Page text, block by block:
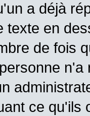
a déjà
texte en
de fois
ce qu'ils